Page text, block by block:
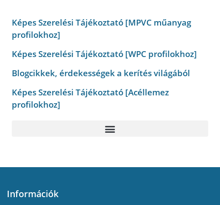
Képes Szerelési Tájékoztató [MPVC műanyag
profilokhoz]
Képes Szerelési Tájékoztató [WPC profilokhoz]
Blogcikkek, érdekességek a kerítés világából
Képes Szerelési Tájékoztató [Acéllemez
profilokhoz]
Információk